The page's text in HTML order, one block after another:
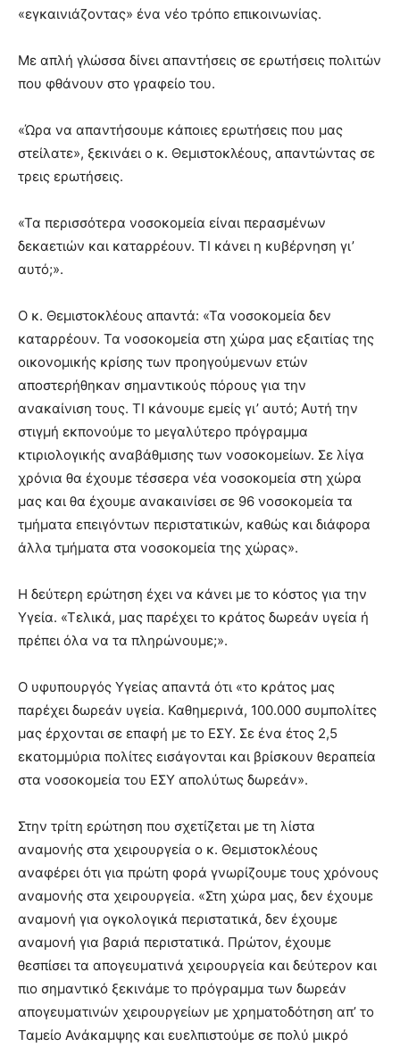
«εγκαινιάζοντας» ένα νέο τρόπο επικοινωνίας.
Με απλή γλώσσα δίνει απαντήσεις σε ερωτήσεις πολιτών
που φθάνουν στο γραφείο του.
«Ώρα να απαντήσουμε κάποιες ερωτήσεις που μας
στείλατε», ξεκινάει ο κ. Θεμιστοκλέους, απαντώντας σε
τρεις ερωτήσεις.
«Τα περισσότερα νοσοκομεία είναι περασμένων
δεκαετιών και καταρρέουν. ΤΙ κάνει η κυβέρνηση γι’
αυτό;».
Ο κ. Θεμιστοκλέους απαντά: «Τα νοσοκομεία δεν
καταρρέουν. Τα νοσοκομεία στη χώρα μας εξαιτίας της
οικονομικής κρίσης των προηγούμενων ετών
αποστερήθηκαν σημαντικούς πόρους για την
ανακαίνιση τους. ΤΙ κάνουμε εμείς γι’ αυτό; Αυτή την
στιγμή εκπονούμε το μεγαλύτερο πρόγραμμα
κτιριολογικής αναβάθμισης των νοσοκομείων. Σε λίγα
χρόνια θα έχουμε τέσσερα νέα νοσοκομεία στη χώρα
μας και θα έχουμε ανακαινίσει σε 96 νοσοκομεία τα
τμήματα επειγόντων περιστατικών, καθώς και διάφορα
άλλα τμήματα στα νοσοκομεία της χώρας».
Η δεύτερη ερώτηση έχει να κάνει με το κόστος για την
Υγεία. «Τελικά, μας παρέχει το κράτος δωρεάν υγεία ή
πρέπει όλα να τα πληρώνουμε;».
Ο υφυπουργός Υγείας απαντά ότι «το κράτος μας
παρέχει δωρεάν υγεία. Καθημερινά, 100.000 συμπολίτες
μας έρχονται σε επαφή με το ΕΣΥ. Σε ένα έτος 2,5
εκατομμύρια πολίτες εισάγονται και βρίσκουν θεραπεία
στα νοσοκομεία του ΕΣΥ απολύτως δωρεάν».
Στην τρίτη ερώτηση που σχετίζεται με τη λίστα
αναμονής στα χειρουργεία ο κ. Θεμιστοκλέους
αναφέρει ότι για πρώτη φορά γνωρίζουμε τους χρόνους
αναμονής στα χειρουργεία. «Στη χώρα μας, δεν έχουμε
αναμονή για ογκολογικά περιστατικά, δεν έχουμε
αναμονή για βαριά περιστατικά. Πρώτον, έχουμε
θεσπίσει τα απογευματινά χειρουργεία και δεύτερον και
πιο σημαντικό ξεκινάμε το πρόγραμμα των δωρεάν
απογευματινών χειρουργείων με χρηματοδότηση απ’ το
Ταμείο Ανάκαμψης και ευελπιστούμε σε πολύ μικρό